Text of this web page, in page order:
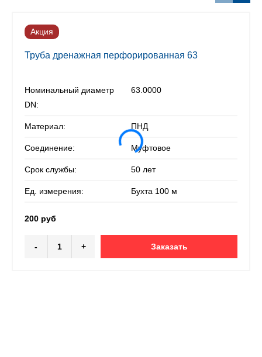
Акция
Труба дренажная перфорированная 63
Номинальный диаметр
DN:
63.0000
Материал: ПНД
Соединение: Муфтовое
Срок службы: 50 лет
Ед. измерения: Бухта 100 м
200 руб
- + Заказать